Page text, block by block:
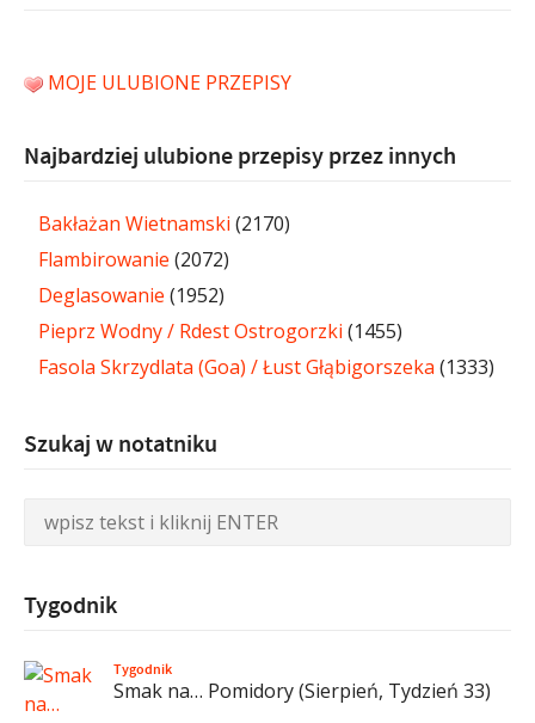
MOJE ULUBIONE PRZEPISY
Najbardziej ulubione przepisy przez innych
Bakłażan Wietnamski (2170)
Flambirowanie (2072)
Deglasowanie (1952)
Pieprz Wodny / Rdest Ostrogorzki (1455)
Fasola Skrzydlata (Goa) / Łust Głąbigorszeka (1333)
Szukaj w notatniku
Tygodnik
Tygodnik
Smak na… Pomidory (Sierpień, Tydzień 33)